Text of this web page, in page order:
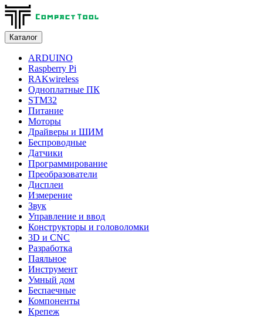
Каталог
ARDUINO
Raspberry Pi
RAKwireless
Одноплатные ПК
STM32
Питание
Моторы
Драйверы и ШИМ
Беспроводные
Датчики
Программирование
Преобразователи
Дисплеи
Измерение
Звук
Управление и ввод
Конструкторы и головоломки
3D и CNC
Разработка
Паяльное
Инструмент
Умный дом
Беспаечные
Компоненты
Крепеж